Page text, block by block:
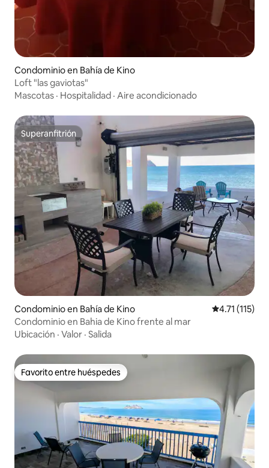
Condominio en Bahía de Kino
Loft "las gaviotas"
Mascotas · Hospitalidad · Aire acondicionado
Superanfitrión
Superanfitrión
Condominio en Bahía de Kino Calificación
4.71 (115)
Condominio en Bahia de Kino frente al mar
Ubicación · Valor · Salida
Favorito entre huéspedes
Favorito entre huéspedes